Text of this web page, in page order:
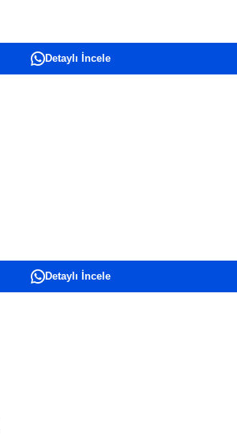
Detaylı İncele
Detaylı İncele